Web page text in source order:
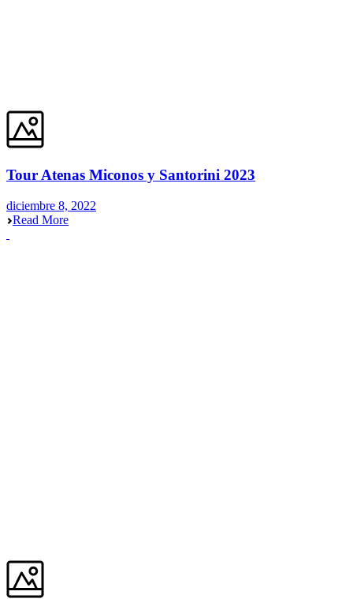
Tour Atenas Miconos y Santorini 2023
diciembre 8, 2022
Read More